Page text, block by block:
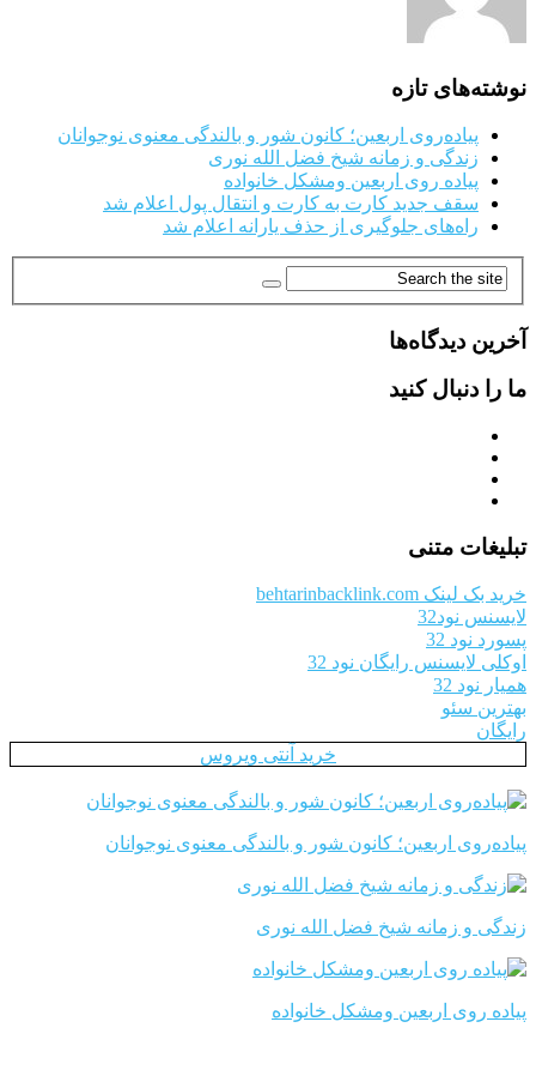
نوشته‌های تازه
پیاده‌روی اربعین؛ کانون شور و بالندگی معنوی نوجوانان
زندگی و زمانه شیخ فضل الله نوری
پیاده روی اربعین ومشکل خانواده
سقف جدید کارت به کارت و انتقال پول اعلام شد
راه‌های جلوگیری از حذف یارانه اعلام شد
آخرین دیدگاه‌ها
ما را دنبال کنید
تبلیغات متنی
خرید بک لینک behtarinbacklink.com
لایسنس نود32
پسورد نود 32
اوکلی لایسنس رایگان نود 32
همیار نود 32
بهترین سئو
رایگان
خرید آنتی ویروس
پیاده‌روی اربعین؛ کانون شور و بالندگی معنوی نوجوانان
زندگی و زمانه شیخ فضل الله نوری
پیاده روی اربعین ومشکل خانواده